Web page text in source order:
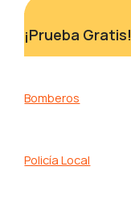
¡Prueba Gratis!
Bomberos
Policía Local